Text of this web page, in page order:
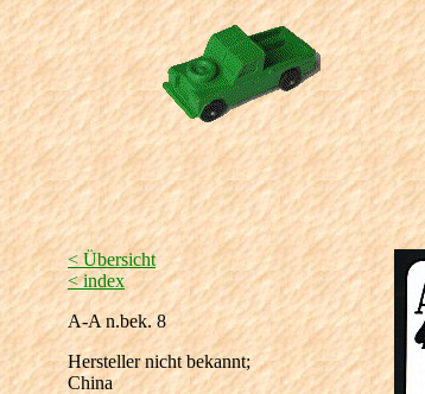
< Übersicht
< index
A-A n.bek. 8
Hersteller nicht bekannt;
China